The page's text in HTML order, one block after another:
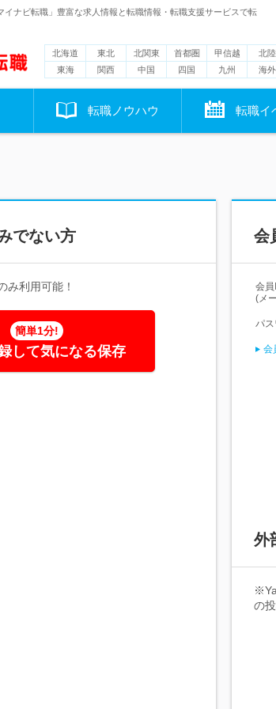
イナビ転職」豊富な求人情報と転職情報・転職支援サービスで転
北海道 東北 北関東 首都圏 甲信越
北陸
東海
関西 中国 四国 九州 海外
転職ノウハウ 転職イ
でない方
み利用可能！
簡単1分!
して気になる保存
会
会員
(メ
パス
会
外
の